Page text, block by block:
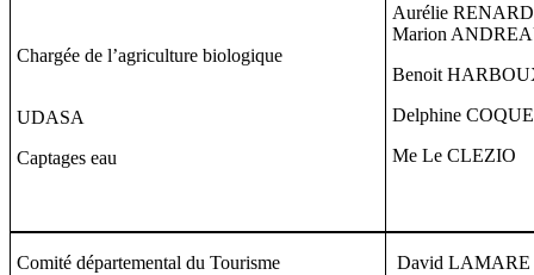
Chargée de l’agriculture biologique
UDASA
Captages eau
Aurélie RENARD
Marion
Benoit
Delphine
Me Le CLEZIO
Comité départemental du Tourisme David LAMARE